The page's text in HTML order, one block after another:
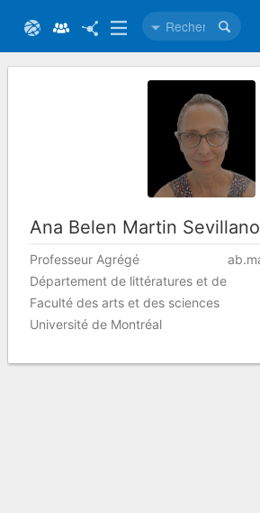
Ana Belen Martin Sevillano
Professeur Agrégé
Faculté des arts et des sciences
Université de Montréal